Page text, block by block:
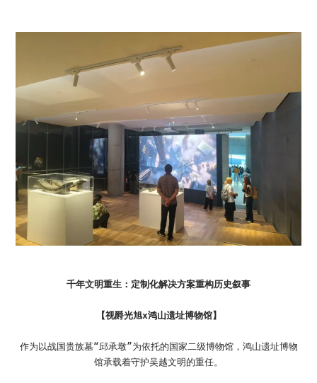
千年文明重生：定制化解决方案重构历史叙事
【视爵光旭x鸿山遗址博物馆】
作为以战国贵族墓“邱承墩”为依托的国家二级博物馆，鸿山遗址博物
馆承载着守护吴越文明的重任。